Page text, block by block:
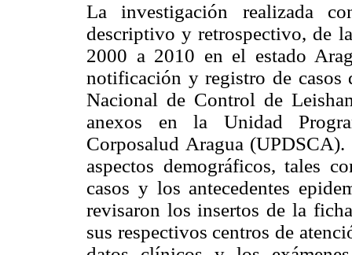
La investigación realizada
descriptivo y retrospectivo, de
2000 a 2010 en el estado
notificación y registro de casos
Nacional de Control de
anexos en la Unidad
Corposalud Aragua
aspectos demográficos, tales
casos y los antecedentes
revisaron los insertos de la
sus respectivos centros de